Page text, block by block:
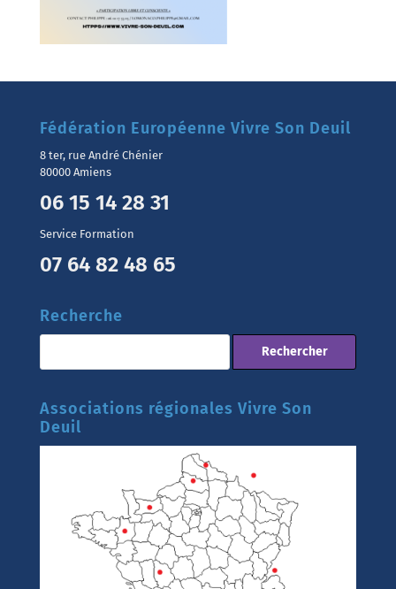
Fédération Européenne Vivre Son Deuil
8 ter, rue André Chénier
80000 Amiens
06 15 14 28 31
Service Formation
07 64 82 48 65
Recherche
Associations régionales Vivre Son
Deuil